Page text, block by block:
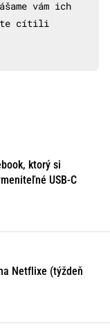
vám ich
cítili
ktorý si
USB-C
Netflixe (týždeň